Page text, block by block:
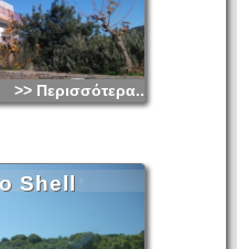
>> Περισσότερα...
Shell